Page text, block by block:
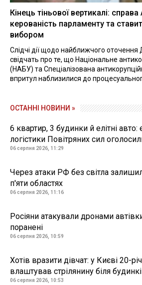
Кінець тіньової вертикалі: справа
керованість парламенту та
вибором
Слідчі дії щодо найближчого оточення
свідчать про те, що Національне
(НАБУ) та Спеціалізована
впритул наблизилися до
ОСТАННІ НОВИНИ »
6 квартир, 3 будинки й елітні
логістики Повітряних сил
06 серпня 2026, 11:29
Через атаки РФ без світла
п'яти областях
06 серпня 2026, 11:16
Росіяни атакували дронами
поранені
06 серпня 2026, 10:59
Хотів вразити дівчат: у Києві 20-
влаштував стрілянину біля
06 серпня 2026, 10:53